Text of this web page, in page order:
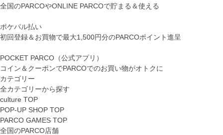
全国のPARCOやONLINE PARCOで貯まる＆使える
ポケパル払い
初回登録＆お買物で最大1,500円分のPARCOポイント進呈
POCKET PARCO（公式アプリ）
コイン＆クーポンでPARCOでのお買い物がオトクに
カテゴリー
全カテゴリーから探す
culture TOP
POP-UP SHOP TOP
PARCO GAMES TOP
全国のPARCO店舗